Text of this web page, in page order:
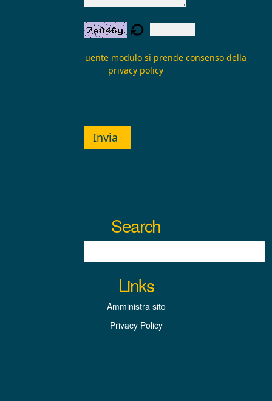
Inviando il seguente modulo si prende consenso della
privacy policy
Invia
Search
Links
Amministra sito
Privacy Policy